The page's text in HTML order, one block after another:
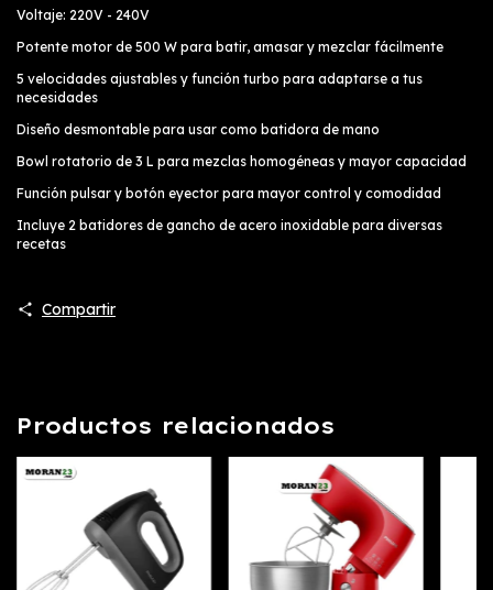
Voltaje: 220V - 240V
Potente motor de 500 W para batir, amasar y mezclar fácilmente
5 velocidades ajustables y función turbo para adaptarse a tus
necesidades
Diseño desmontable para usar como batidora de mano
Bowl rotatorio de 3 L para mezclas homogéneas y mayor capacidad
Función pulsar y botón eyector para mayor control y comodidad
Incluye 2 batidores de gancho de acero inoxidable para diversas
recetas
Compartir
Productos relacionados